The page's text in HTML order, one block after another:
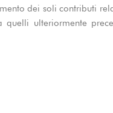
dei soli contributi
ulteriormente